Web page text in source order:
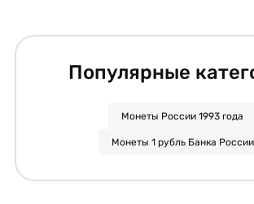
Популярные
Монеты России 1993 года
Монеты 1 рубль Банка России